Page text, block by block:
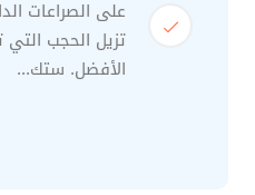
على الصراعات
تزيل الحجب التي
الأفضل. ستك...